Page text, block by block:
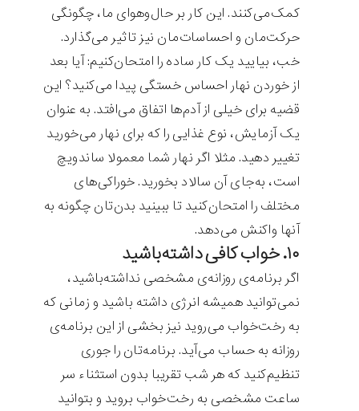
کمک‌می‌کنند. این کار بر حال‌وهوای ما، چگونگی
حرکت‌مان و احساسات‌مان نیز تاثیر می‌گذارد.
خب، بیایید یک کار ساده را امتحان‌کنیم: آیا بعد
از خوردن نهار احساس خستگی پیدا می‌کنید؟ این
قضیه برای خیلی از آدم‌ها اتفاق می‌افتد. به عنوان
یک آزمایش، نوع غذایی را که برای نهار می‌خورید
تغییر دهید. مثلا اگر نهار شما معمولا ساندویچ
است، به‌جای آن سالاد بخورید. خوراکی‌های
مختلف را امتحان‌کنید تا ببینید بدن‌تان چگونه به
آنها واکنش می‌دهد.
۱۰. خواب کافی داشته‌باشید
اگر برنامه‌ی روزانه‌ی مشخصی نداشته‌باشید،
نمی‌توانید همیشه انرژی داشته باشید و زمانی که
به رخت‌خواب می‌روید نیز بخشی از این برنامه‌ی
روزانه به حساب می‌آید. برنامه‌تان را جوری
تنظیم‌کنید که هر شب تقریبا بدون استثناء سر
ساعت مشخصی به رخت‌خواب بروید و بتوانید